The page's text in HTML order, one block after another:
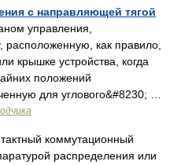
с направляющей тягой
управления,
как правило,
крышке устройства, когда
положений
для углового&#8230; …
коммутационный
распределения или